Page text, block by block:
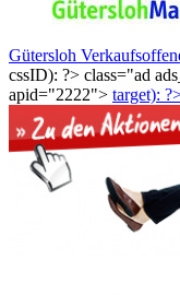
Gütersloh
cssID): ?> class="ad
apid="2222"> target):